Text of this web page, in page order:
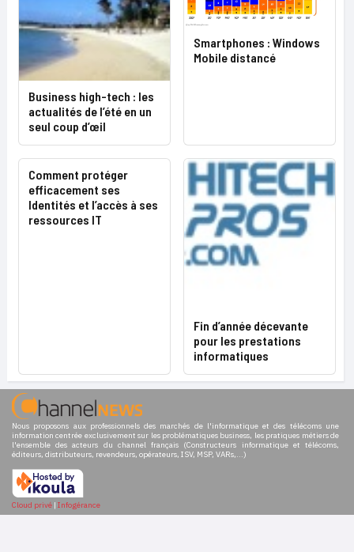
Business high-tech : les
actualités de l’été en un
seul coup d’œil
Smartphones : Windows
Mobile distancé
Comment protéger
efficacement ses
Identités et l’accès à ses
ressources IT
Fin d’année décevante
pour les prestations
informatiques
Nous proposons aux professionnels des marchés de l'informatique et des télécoms une
information centrée exclusivement sur les problématiques business, les pratiques métiers de
l'ensemble des acteurs du channel français (Constructeurs informatique et télécoms,
éditeurs, distributeurs, revendeurs, opérateurs, ISV, MSP, VARs,...)
Cloud privé | Infogérance